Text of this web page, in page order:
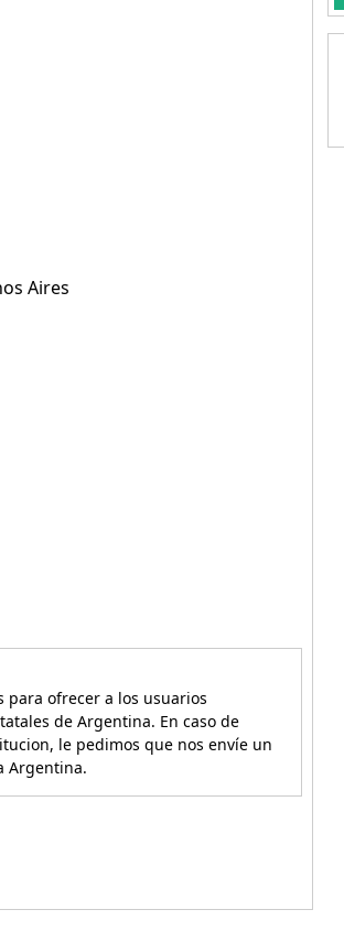
Aires
ofrecer a los usuarios
de Argentina. En caso de
le pedimos que nos envíe un
Argentina.